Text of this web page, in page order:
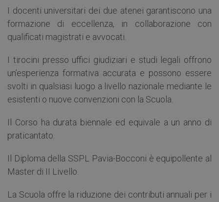
I docenti universitari dei due atenei garantiscono una
formazione di eccellenza, in collaborazione con
qualificati magistrati e avvocati.
I tirocini presso uffici giudiziari e studi legali offrono
un’esperienza formativa accurata e possono essere
svolti in qualsiasi luogo a livello nazionale mediante le
esistenti o nuove convenzioni con la Scuola.
Il Corso ha durata biennale ed equivale a un anno di
praticantato.
Il Diploma della SSPL Pavia-Bocconi è equipollente al
Master di II Livello.
La Scuola offre la riduzione dei contributi annuali per i